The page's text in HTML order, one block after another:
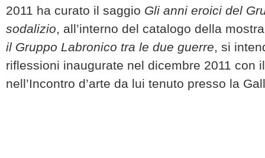
2011 ha curato il saggio Gli anni eroici del
sodalizio, all’interno del catalogo della
il Gruppo Labronico tra le due guerre, si
riflessioni inaugurate nel dicembre 2011 con
nell’Incontro d’arte da lui tenuto presso la